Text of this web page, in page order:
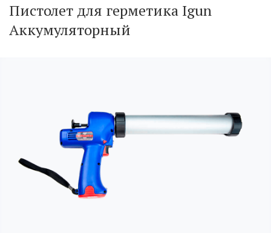
Пистолет для герметика Igun
Аккумуляторный